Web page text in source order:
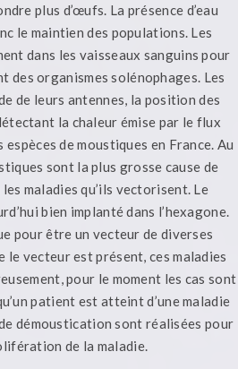
plus d’œufs. La présence d’eau
le maintien des populations. Les
dans les vaisseaux sanguins pour
des organismes solénophages. Les
de leurs antennes, la position des
la chaleur émise par le flux
de moustiques en France. Au
sont la plus grosse cause de
maladies qu’ils vectorisent. Le
bien implanté dans l’hexagone.
pour être un vecteur de diverses
le vecteur est présent, ces maladies
pour le moment les cas sont
patient est atteint d’une maladie
démoustication sont réalisées pour
de la maladie.